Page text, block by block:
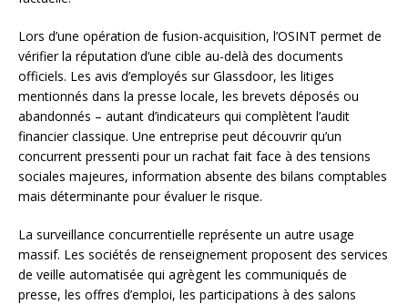
Lors d’une opération de fusion-acquisition, l’OSINT permet de
vérifier la réputation d’une cible au-delà des documents
officiels. Les avis d’employés sur Glassdoor, les litiges
mentionnés dans la presse locale, les brevets déposés ou
abandonnés – autant d’indicateurs qui complètent l’audit
financier classique. Une entreprise peut découvrir qu’un
concurrent pressenti pour un rachat fait face à des tensions
sociales majeures, information absente des bilans comptables
mais déterminante pour évaluer le risque.
La surveillance concurrentielle représente un autre usage
massif. Les sociétés de renseignement proposent des services
de veille automatisée qui agrègent les communiqués de
presse, les offres d’emploi, les participations à des salons